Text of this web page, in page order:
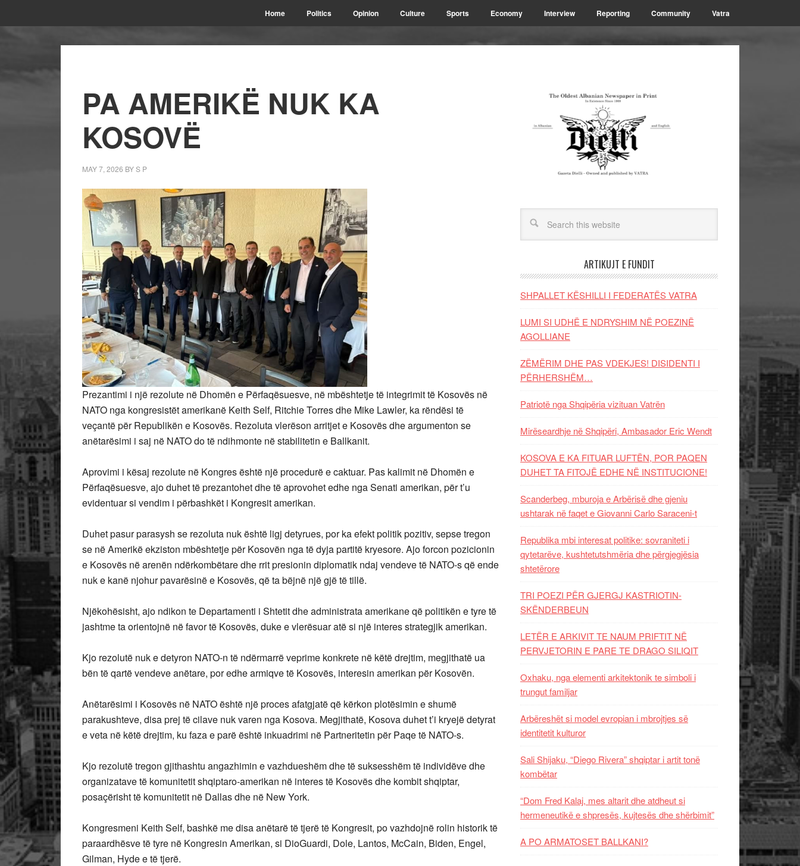
Home Politics Opinion Culture Sports Economy Interview Reporting Community Vatra
PA AMERIKË NUK KA
KOSOVË
MAY 7, 2026 BYS P
Prezantimi i një rezolute në Dhomën e Përfaqësuesve, në mbështetje të integrimit të Kosovës në
NATO nga kongresistët amerikanë Keith Self, Ritchie Torres dhe Mike Lawler, ka rëndësi të
veçantë për Republikën e Kosovës. Rezoluta vlerëson arritjet e Kosovës dhe argumenton se
anëtarësimi i saj në NATO do të ndihmonte në stabilitetin e Ballkanit.
Aprovimi i kësaj rezolute në Kongres është një procedurë e caktuar. Pas kalimit në Dhomën e
Përfaqësuesve, ajo duhet të prezantohet dhe të aprovohet edhe nga Senati amerikan, për t’u
evidentuar si vendim i përbashkët i Kongresit amerikan.
Duhet pasur parasysh se rezoluta nuk është ligj detyrues, por ka efekt politik pozitiv, sepse tregon
se në Amerikë ekziston mbështetje për Kosovën nga të dyja partitë kryesore. Ajo forcon pozicionin
e Kosovës në arenën ndërkombëtare dhe rrit presionin diplomatik ndaj vendeve të NATO-s që ende
nuk e kanë njohur pavarësinë e Kosovës, që ta bëjnë një gjë të tillë.
Njëkohësisht, ajo ndikon te Departamenti i Shtetit dhe administrata amerikane që politikën e tyre të
jashtme ta orientojnë në favor të Kosovës, duke e vlerësuar atë si një interes strategjik amerikan.
Kjo rezolutë nuk e detyron NATO-n të ndërmarrë veprime konkrete në këtë drejtim, megjithatë ua
bën të qartë vendeve anëtare, por edhe armiqve të Kosovës, interesin amerikan për Kosovën.
Anëtarësimi i Kosovës në NATO është një proces afatgjatë që kërkon plotësimin e shumë
parakushteve, disa prej të cilave nuk varen nga Kosova. Megjithatë, Kosova duhet t’i kryejë detyrat
e veta në këtë drejtim, ku faza e parë është inkuadrimi në Partneritetin për Paqe të NATO-s.
Kjo rezolutë tregon gjithashtu angazhimin e vazhdueshëm dhe të suksesshëm të individëve dhe
organizatave të komunitetit shqiptaro-amerikan në interes të Kosovës dhe kombit shqiptar,
posaçërisht të komunitetit në Dallas dhe në New York.
Kongresmeni Keith Self, bashkë me disa anëtarë të tjerë të Kongresit, po vazhdojnë rolin historik të
paraardhësve të tyre në Kongresin Amerikan, si DioGuardi, Dole, Lantos, McCain, Biden, Engel,
Gilman, Hyde e të tjerë.
ARTIKUJT E FUNDIT
SHPALLET KËSHILLI I FEDERATËS VATRA
LUMI SI UDHË E NDRYSHIM NË POEZINË
AGOLLIANE
ZËMËRIM DHE PAS VDEKJES! DISIDENTI I
PËRHERSHËM…
Patriotë nga Shqipëria vizituan Vatrën
Mirëseardhje në Shqipëri, Ambasador Eric Wendt
KOSOVA E KA FITUAR LUFTËN, POR PAQEN
DUHET TA FITOJË EDHE NË INSTITUCIONE!
Scanderbeg, mburoja e Arbërisë dhe gjeniu
ushtarak në faqet e Giovanni Carlo Saraceni-t
Republika mbi interesat politike: sovraniteti i
qytetarëve, kushtetutshmëria dhe përgjegjësia
shtetërore
TRI POEZI PËR GJERGJ KASTRIOTIN-
SKËNDERBEUN
LETËR E ARKIVIT TE NAUM PRIFTIT NË
PERVJETORIN E PARE TE DRAGO SILIQIT
Oxhaku, nga elementi arkitektonik te simboli i
trungut familjar
Arbëreshët si model evropian i mbrojtjes së
identitetit kulturor
Sali Shijaku, “Diego Rivera” shqiptar i artit tonë
kombëtar
“Dom Fred Kalaj, mes altarit dhe atdheut si
hermeneutikë e shpresës, kujtesës dhe shërbimit”
A PO ARMATOSET BALLKANI?